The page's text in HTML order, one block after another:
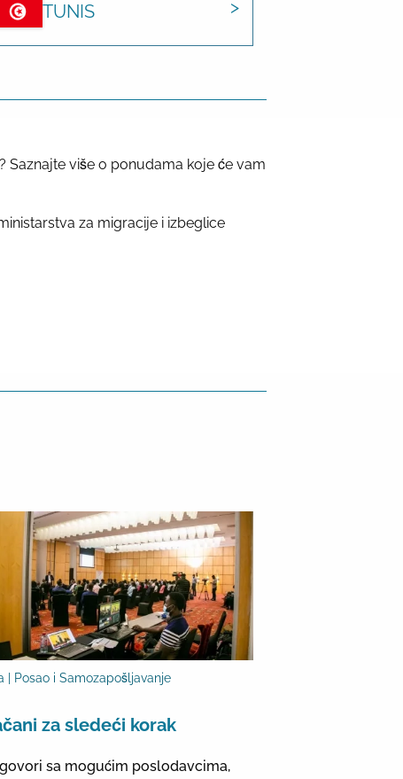
TUNIS
Saznajte više o ponudama koje će vam
za migracije i izbeglice
| Posao i Samozapošljavanje
za sledeći korak
sa mogućim poslodavcima,